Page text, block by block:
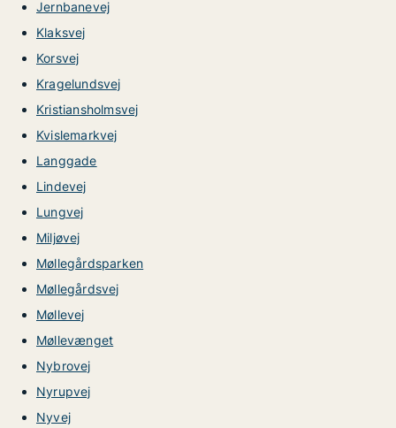
Jernbanevej
Klaksvej
Korsvej
Kragelundsvej
Kristiansholmsvej
Kvislemarkvej
Langgade
Lindevej
Lungvej
Miljøvej
Møllegårdsparken
Møllegårdsvej
Møllevej
Møllevænget
Nybrovej
Nyrupvej
Nyvej